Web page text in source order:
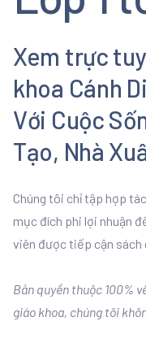
Xem trực
khoa Cánh
Với Cuộc
Tạo, Nhà
Chúng tôi chỉ tập hợp
mục đích phi lợi nhuận
viên được tiếp cận sách
Bản quyền thuộc 100%
giáo khoa, chúng tôi